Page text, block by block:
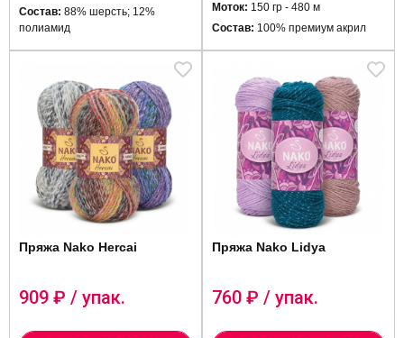
Состав: 88% шерсть; 12%
полиамид
Моток: 150 гр - 480 м
Состав: 100% премиум акрил
Пряжа Nako Hercai
909 ₽ / упак.
Пряжа Nako Lidya
760 ₽ / упак.